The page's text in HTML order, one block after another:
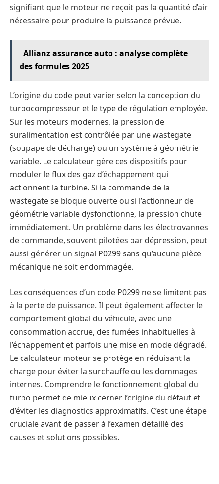
signifiant que le moteur ne reçoit pas la quantité d’air
nécessaire pour produire la puissance prévue.
Allianz assurance auto : analyse complète
des formules 2025
L’origine du code peut varier selon la conception du
turbocompresseur et le type de régulation employée.
Sur les moteurs modernes, la pression de
suralimentation est contrôlée par une wastegate
(soupape de décharge) ou un système à géométrie
variable. Le calculateur gère ces dispositifs pour
moduler le flux des gaz d’échappement qui
actionnent la turbine. Si la commande de la
wastegate se bloque ouverte ou si l’actionneur de
géométrie variable dysfonctionne, la pression chute
immédiatement. Un problème dans les électrovannes
de commande, souvent pilotées par dépression, peut
aussi générer un signal P0299 sans qu’aucune pièce
mécanique ne soit endommagée.
Les conséquences d’un code P0299 ne se limitent pas
à la perte de puissance. Il peut également affecter le
comportement global du véhicule, avec une
consommation accrue, des fumées inhabituelles à
l’échappement et parfois une mise en mode dégradé.
Le calculateur moteur se protège en réduisant la
charge pour éviter la surchauffe ou les dommages
internes. Comprendre le fonctionnement global du
turbo permet de mieux cerner l’origine du défaut et
d’éviter les diagnostics approximatifs. C’est une étape
cruciale avant de passer à l’examen détaillé des
causes et solutions possibles.